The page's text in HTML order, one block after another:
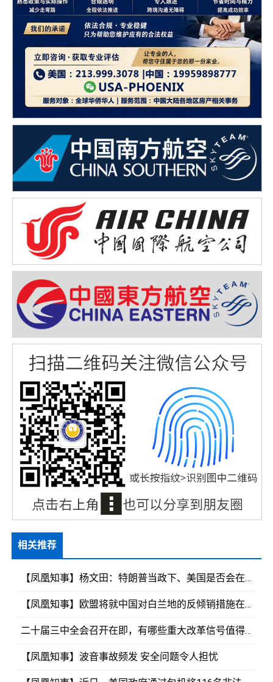
相关推荐
【凤凰知事】杨文田：特朗普当政下、美国是否会在经济上与中国脱钩、在政治上与中国进入冷战？
【凤凰知事】欧盟将就中国对白兰地的反倾销措施在世贸组织提起“强烈申诉”？
二十届三中全会召开在即，有哪些重大改革信号值得关注？
【凤凰知事】波音事故频发 安全问题令人担忧